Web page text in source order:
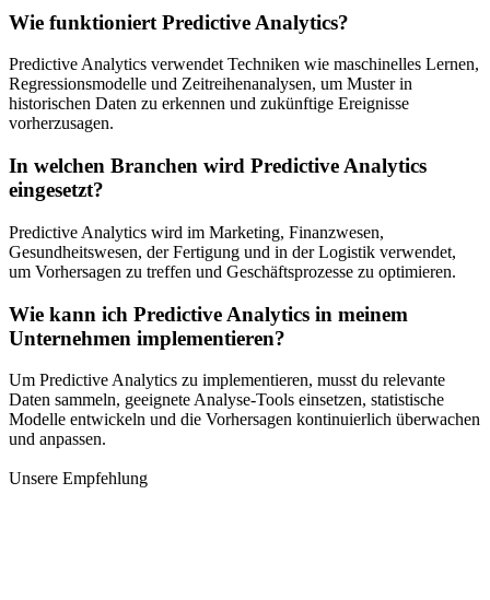
Wie funktioniert Predictive Analytics?
Predictive Analytics verwendet Techniken wie maschinelles Lernen,
Regressionsmodelle und Zeitreihenanalysen, um Muster in
historischen Daten zu erkennen und zukünftige Ereignisse
vorherzusagen.
In welchen Branchen wird Predictive Analytics
eingesetzt?
Predictive Analytics wird im Marketing, Finanzwesen,
Gesundheitswesen, der Fertigung und in der Logistik verwendet,
um Vorhersagen zu treffen und Geschäftsprozesse zu optimieren.
Wie kann ich Predictive Analytics in meinem
Unternehmen implementieren?
Um Predictive Analytics zu implementieren, musst du relevante
Daten sammeln, geeignete Analyse-Tools einsetzen, statistische
Modelle entwickeln und die Vorhersagen kontinuierlich überwachen
und anpassen.
Unsere Empfehlung